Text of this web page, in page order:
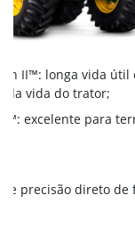
II™: longa vida útil
da vida do trator;
excelente para
precisão direto de